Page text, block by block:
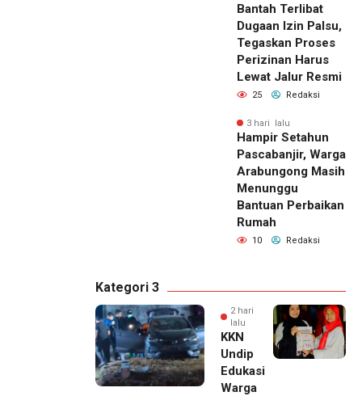
Bantah Terlibat
Dugaan Izin Palsu,
Tegaskan Proses
Perizinan Harus
Lewat Jalur Resmi
25 Redaksi
3 hari lalu
Hampir Setahun
Pascabanjir, Warga
Arabungong Masih
Menunggu
Bantuan Perbaikan
Rumah
10 Redaksi
Kategori 3
2 hari
lalu
KKN
Undip
Edukasi
Warga